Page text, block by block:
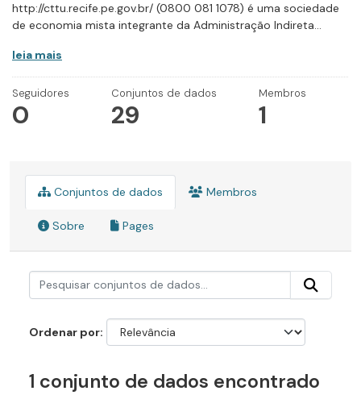
http://cttu.recife.pe.gov.br/ (0800 081 1078) é uma sociedade
de economia mista integrante da Administração Indireta...
leia mais
Seguidores
0
Conjuntos de dados
29
Membros
1
Conjuntos de dados Membros
Sobre Pages
Ordenar por
1 conjunto de dados encontrado